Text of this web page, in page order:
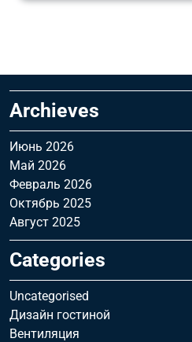
Archieves
Июнь 2026
Май 2026
Февраль 2026
Октябрь 2025
Август 2025
Categories
Uncategorised
Дизайн гостиной
Вентиляция